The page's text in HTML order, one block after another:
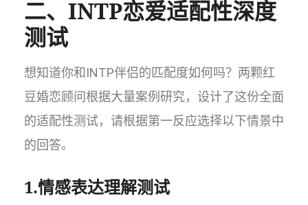
二、INTP恋爱适配性深度
测试
想知道你和INTP伴侣的匹配度如何吗？两颗红
豆婚恋顾问根据大量案例研究，设计了这份全面
的适配性测试，请根据第一反应选择以下情景中
的回答。
1.情感表达理解测试